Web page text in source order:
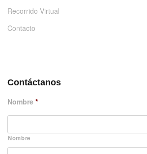
Recorrido Virtual
Contacto
Contáctanos
Nombre *
Nombre